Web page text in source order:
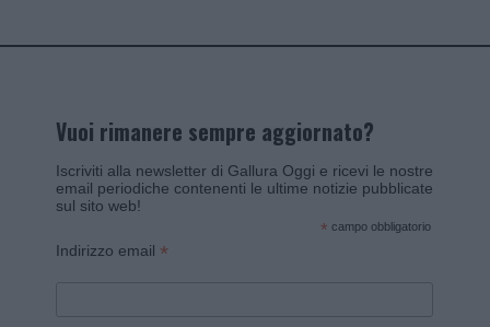
Vuoi rimanere sempre aggiornato?
Iscriviti alla newsletter di Gallura Oggi e ricevi le nostre
email periodiche contenenti le ultime notizie pubblicate
sul sito web!
* campo obbligatorio
Indirizzo email *